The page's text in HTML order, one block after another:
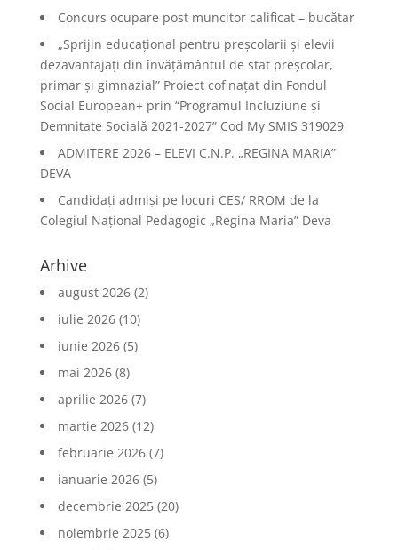
Concurs ocupare post muncitor calificat – bucătar
„Sprijin educațional pentru preșcolarii și elevii
dezavantajați din învățământul de stat preșcolar,
primar și gimnazial” Proiect cofinațat din Fondul
Social European+ prin “Programul Incluziune și
Demnitate Socială 2021-2027” Cod My SMIS 319029
ADMITERE 2026 – ELEVI C.N.P. „REGINA MARIA”
DEVA
Candidați admiși pe locuri CES/ RROM de la
Colegiul Național Pedagogic „Regina Maria” Deva
Arhive
august 2026(2)
iulie 2026(10)
iunie 2026(5)
mai 2026(8)
aprilie 2026(7)
martie 2026(12)
februarie 2026(7)
ianuarie 2026(5)
decembrie 2025(20)
noiembrie 2025(6)